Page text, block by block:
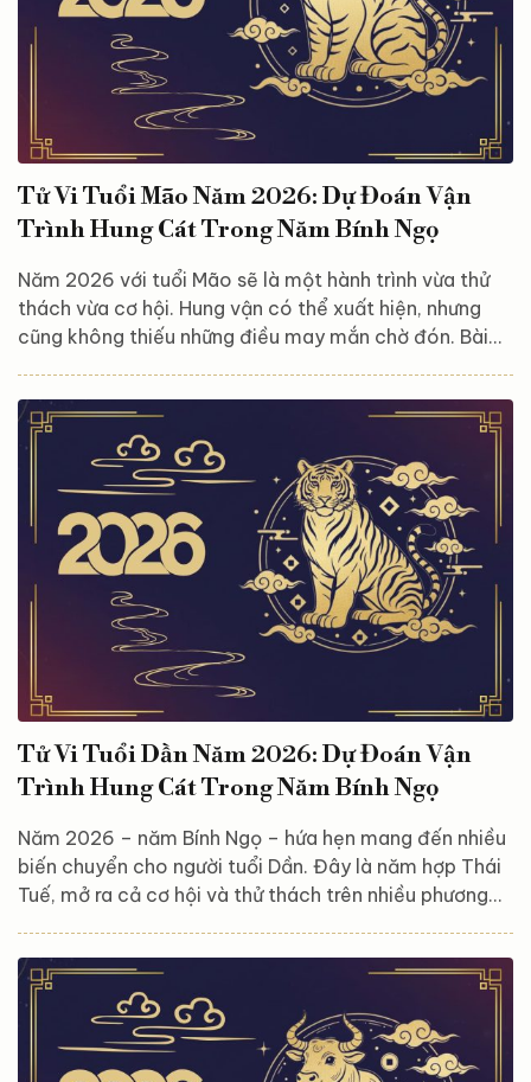
Tử Vi Tuổi Mão Năm 2026: Dự Đoán Vận
Trình Hung Cát Trong Năm Bính Ngọ
Năm 2026 với tuổi Mão sẽ là một hành trình vừa thử
thách vừa cơ hội. Hung vận có thể xuất hiện, nhưng
cũng không thiếu những điều may mắn chờ đón. Bài
trọng trong công việc, tài lộc, tình cảm và sức khỏe,
giúp bạn chuẩn bị tinh thần chủ động và an yên để
bước qua năm Bính Ngọ. Tổng quan vận trình tuổi Mão
năm 2026 Bước sang năm 2026 – năm Phá Thái Tuế,
người tuổi Mão phải đối mặt với không ít thử thách.
Tuy...
Tử Vi Tuổi Dần Năm 2026: Dự Đoán Vận
Trình Hung Cát Trong Năm Bính Ngọ
Năm 2026 – năm Bính Ngọ – hứa hẹn mang đến nhiều
biến chuyển cho người tuổi Dần. Đây là năm hợp Thái
Tuế, mở ra cả cơ hội và thử thách trên nhiều phương
chính, từ đó chủ động sắp xếp kế hoạch, chuẩn bị tinh
thần và tận dụng tốt vận may của năm. Tổng quan
vận trình tuổi Dần năm 2026 Bước sang năm 2026,
tuổi Dần bước vào vận trình “Tam Hợp cục”...